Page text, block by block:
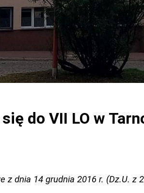
do VII LO w
z dnia 14 grudnia 2016 r. (Dz.U. z